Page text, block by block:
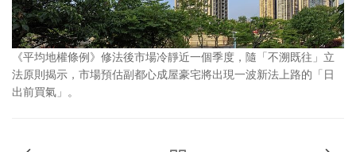
《平均地權條例》修法後市場冷靜近一個季度，隨「不溯既往」立
法原則揭示，市場預估副都心成屋豪宅將出現一波新法上路的「日
出前買氣」。